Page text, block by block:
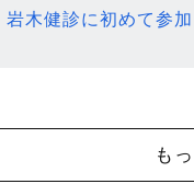
岩木健診に初めて参
も